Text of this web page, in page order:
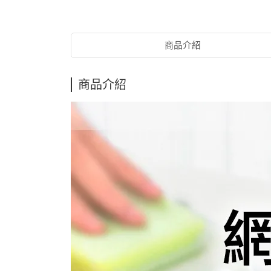
商品介紹
商品介紹